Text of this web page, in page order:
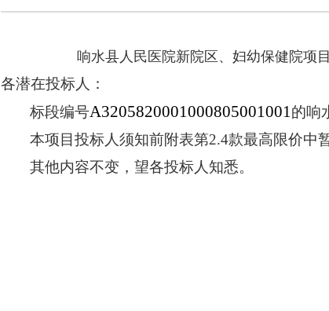
响水县人民医院新院区、妇幼保健院项
各潜在投标人：
标段编号A3205820001000805001001的响
本项目投标人须知前附表第2.4款最高限价中
其他内容不变，望各投标人知悉。